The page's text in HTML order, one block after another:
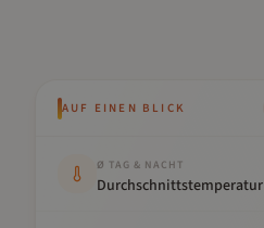
AUF EINEN BLICK
Ø TAG & NACHT
Durchschnittstemperatur